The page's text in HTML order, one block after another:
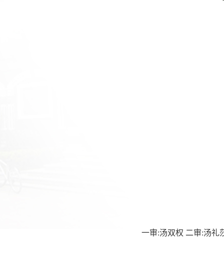
一审:汤双权 二审:汤礼莎 三